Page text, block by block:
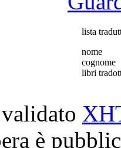
lista
nome
cognome
libri
validato
è